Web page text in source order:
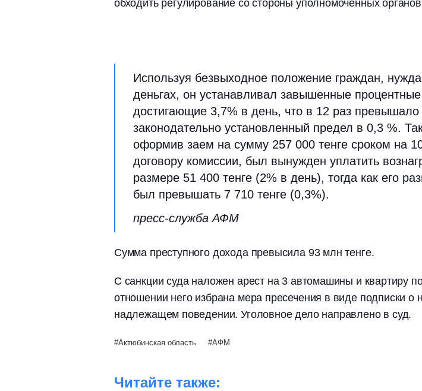
обходить регулирование со стороны уполномоченных
Используя безвыходное положение граждан,
деньгах, он устанавливал завышенные процентные
достигающие 3,7% в день, что в 12 раз превышало
законодательно установленный предел в 0,3 %.
оформив заем на сумму 257 000 тенге сроком на
договору комиссии, был вынужден уплатить
размере 51 400 тенге (2% в день), тогда как его
был превышать 7 710 тенге (0,3%).
пресс-служба АФМ
Сумма преступного дохода превысила 93 млн тенге.
С санкции суда наложен арест на 3 автомашины и квартиру
отношении него избрана мера пресечения в виде подписки о
надлежащем поведении. Уголовное дело направлено в суд.
Актюбинская область АФМ
Читайте также: